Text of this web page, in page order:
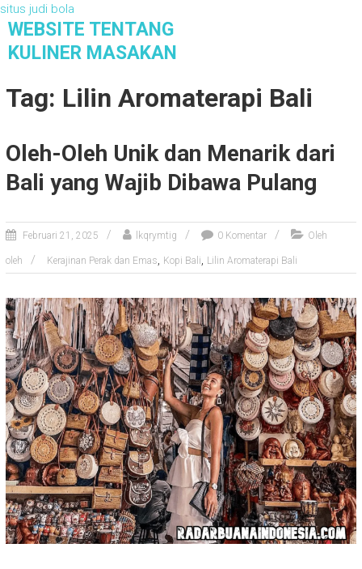
situs judi bola
WEBSITE TENTANG
KULINER MASAKAN
Tag: Lilin Aromaterapi Bali
Oleh-Oleh Unik dan Menarik dari
Bali yang Wajib Dibawa Pulang
Februari 21, 2025 lkqrymtig 0 Komentar Oleh
oleh Kerajinan Perak dan Emas, Kopi Bali, Lilin Aromaterapi Bali